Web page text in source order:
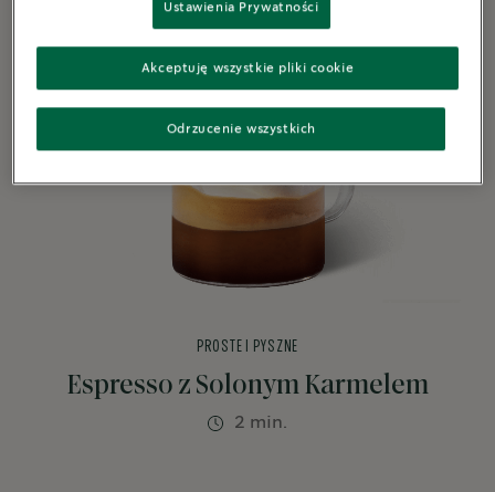
Espresso z Solonym Karmelem
PROSTE I PYSZNE
2 min.
Ustawienia Prywatności
Odrzucenie wszystkich
Akceptuję wszystkie pliki cookie